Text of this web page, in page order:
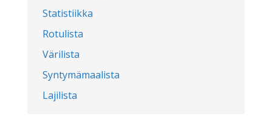
Statistiikka
Rotulista
Värilista
Syntymämaalista
Lajilista